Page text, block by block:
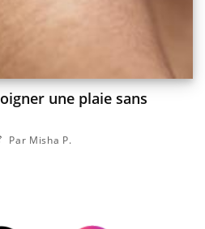
une plaie sans
Par Misha P.